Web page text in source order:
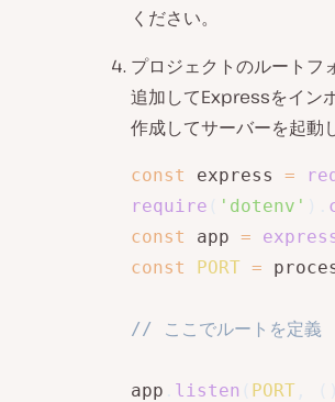
ください。
プロジェクトのルートフ
追加してExpressをイン
作成してサーバーを起動
const express =
require
'dotenv'
const
app =
const
PORT =
// ここでルートを定義
app listen PORT